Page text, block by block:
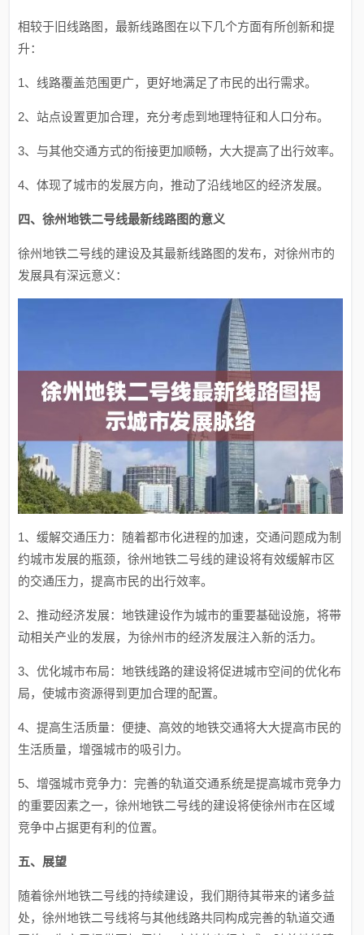
相较于旧线路图，最新线路图在以下几个方面有所创新和提
升：
1、线路覆盖范围更广，更好地满足了市民的出行需求。
2、站点设置更加合理，充分考虑到地理特征和人口分布。
3、与其他交通方式的衔接更加顺畅，大大提高了出行效率。
4、体现了城市的发展方向，推动了沿线地区的经济发展。
四、徐州地铁二号线最新线路图的意义
徐州地铁二号线的建设及其最新线路图的发布，对徐州市的
发展具有深远意义：
1、缓解交通压力：随着都市化进程的加速，交通问题成为制
约城市发展的瓶颈，徐州地铁二号线的建设将有效缓解市区
的交通压力，提高市民的出行效率。
2、推动经济发展：地铁建设作为城市的重要基础设施，将带
动相关产业的发展，为徐州市的经济发展注入新的活力。
3、优化城市布局：地铁线路的建设将促进城市空间的优化布
局，使城市资源得到更加合理的配置。
4、提高生活质量：便捷、高效的地铁交通将大大提高市民的
生活质量，增强城市的吸引力。
5、增强城市竞争力：完善的轨道交通系统是提高城市竞争力
的重要因素之一，徐州地铁二号线的建设将使徐州市在区域
竞争中占据更有利的位置。
五、展望
随着徐州地铁二号线的持续建设，我们期待其带来的诸多益
处，徐州地铁二号线将与其他线路共同构成完善的轨道交通